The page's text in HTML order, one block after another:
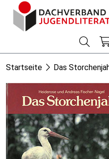
Startseite Das